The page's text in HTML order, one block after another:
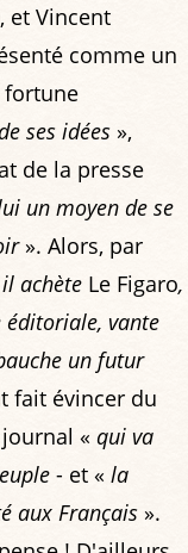
et Vincent
comme un
fortune
ses idées »,
de la presse
un moyen de se
». Alors, par
achète Le Figaro,
vante
un futur
fait évincer du
« qui va
- et « la
aux Français ».